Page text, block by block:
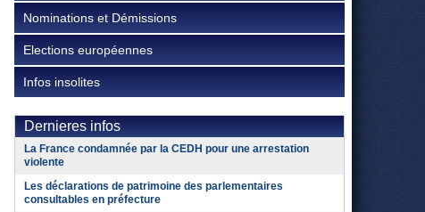
Nominations et Démissions
Elections européennes
Infos insolites
Dernieres infos
La France condamnée par la CEDH pour une arrestation
violente
Les déclarations de patrimoine des parlementaires
consultables en préfecture